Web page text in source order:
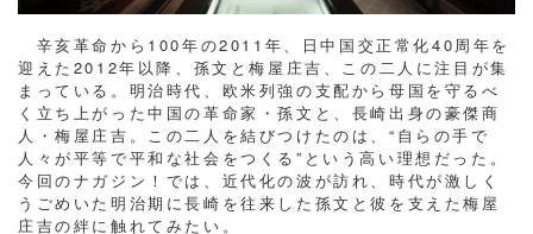
辛亥革命から100年の2011年、日中国交正常化40周年を
迎えた2012年以降、孫文と梅屋庄吉、この二人に注目が集
まっている。明治時代、欧米列強の支配から母国を守るべ
く立ち上がった中国の革命家・孫文と、長崎出身の豪傑商
人・梅屋庄吉。この二人を結びつけたのは、“自らの手で
人々が平等で平和な社会をつくる”という高い理想だった。
今回のナガジン！では、近代化の波が訪れ、時代が激しく
うごめいた明治期に長崎を往来した孫文と彼を支えた梅屋
庄吉の絆に触れてみたい。